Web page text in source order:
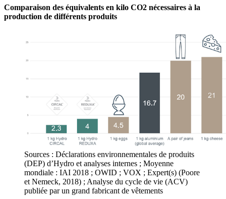
Comparaison des équivalents en kilo CO2 nécessaires à la
production de différents produits
Sources : Déclarations environnementales de produits
(DEP) d’Hydro et analyses internes ; Moyenne
mondiale : IAI 2018 ; OWID ; VOX ; Expert(s) (Poore
et Nemeck, 2018) ; Analyse du cycle de vie (ACV)
publiée par un grand fabricant de vêtements